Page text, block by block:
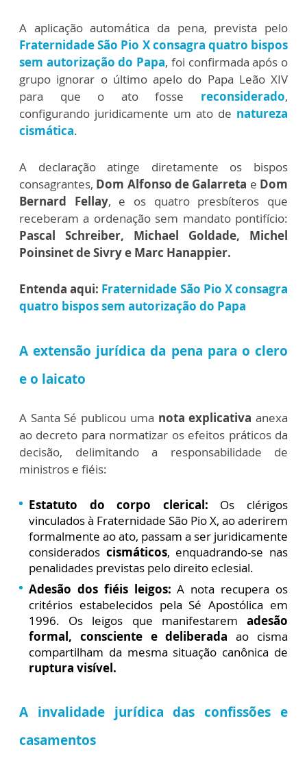
A aplicação automática da pena, prevista pelo
Fraternidade São Pio X consagra quatro bispos
sem autorização do Papa, foi confirmada após o
grupo ignorar o último apelo do Papa Leão XIV
para que o ato fosse reconsiderado,
configurando juridicamente um ato de natureza
cismática.
A declaração atinge diretamente os bispos
consagrantes, Dom Alfonso de Galarreta e Dom
Bernard Fellay, e os quatro presbíteros que
receberam a ordenação sem mandato pontifício:
Pascal Schreiber, Michael Goldade, Michel
Poinsinet de Sivry e Marc Hanappier.
Entenda aqui: Fraternidade São Pio X consagra
quatro bispos sem autorização do Papa
A extensão jurídica da pena para o clero
e o laicato
A Santa Sé publicou uma nota explicativa anexa
ao decreto para normatizar os efeitos práticos da
decisão, delimitando a responsabilidade de
ministros e fiéis:
Estatuto do corpo clerical: Os clérigos
vinculados à Fraternidade São Pio X, ao aderirem
formalmente ao ato, passam a ser juridicamente
considerados cismáticos, enquadrando-se nas
penalidades previstas pelo direito eclesial.
Adesão dos fiéis leigos: A nota recupera os
critérios estabelecidos pela Sé Apostólica em
1996. Os leigos que manifestarem adesão
formal, consciente e deliberada ao cisma
compartilham da mesma situação canônica de
ruptura visível.
A invalidade jurídica das confissões e
casamentos